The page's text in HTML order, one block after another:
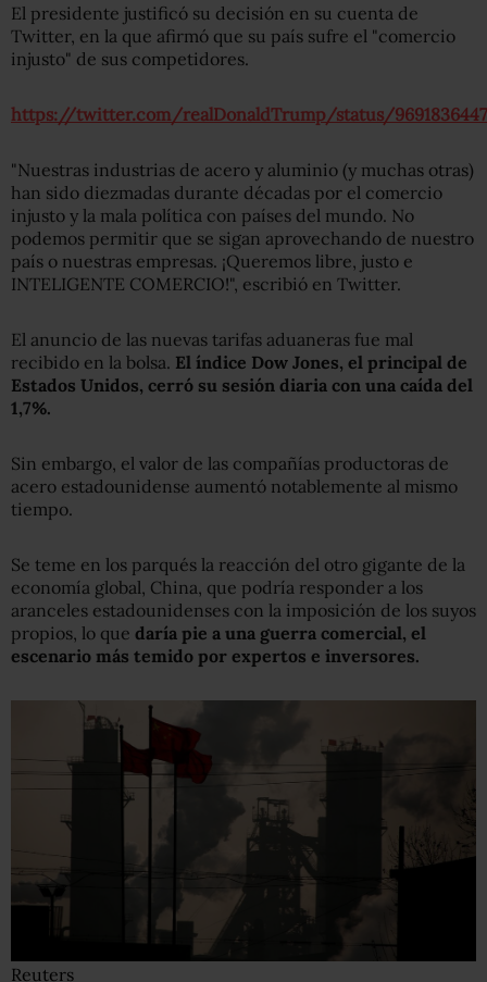
El presidente justificó su decisión en su cuenta de
Twitter, en la que afirmó que su país sufre el "comercio
injusto" de sus competidores.
https://twitter.com/realDonaldTrump/status/
"Nuestras industrias de acero y aluminio (y muchas otras)
han sido diezmadas durante décadas por el comercio
injusto y la mala política con países del mundo. No
podemos permitir que se sigan aprovechando de nuestro
país o nuestras empresas. ¡Queremos libre, justo e
INTELIGENTE COMERCIO!", escribió en Twitter.
El anuncio de las nuevas tarifas aduaneras fue mal
recibido en la bolsa. El índice Dow Jones, el principal de
Estados Unidos, cerró su sesión diaria con una caída del
1,7%.
Sin embargo, el valor de las compañías productoras de
acero estadounidense aumentó notablemente al mismo
tiempo.
Se teme en los parqués la reacción del otro gigante de la
economía global, China, que podría responder a los
aranceles estadounidenses con la imposición de los suyos
propios, lo que daría pie a una guerra comercial, el
escenario más temido por expertos e inversores.
Reuters